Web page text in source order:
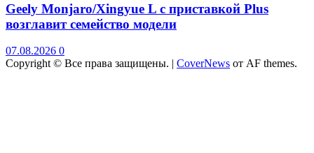
Geely Monjaro/Xingyue L с приставкой Plus
возглавит семейство модели
07.08.2026 0
Copyright © Все права защищены. | CoverNews от AF themes.